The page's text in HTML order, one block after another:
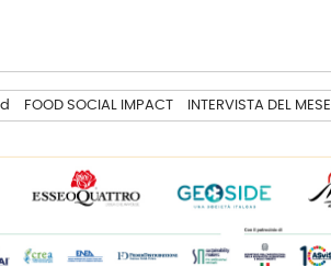
FOOD SOCIAL IMPACT INTERVISTA DEL MESE